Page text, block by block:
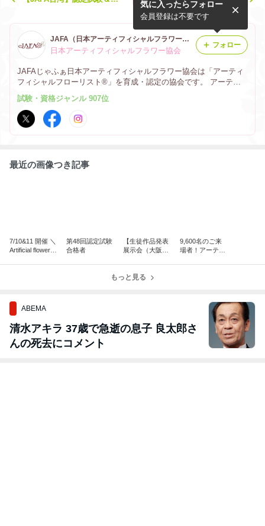
八尾
JAFA（日本アーティフィシャルフラワー協会） オフィシャルブログ
日本アーティフィシャルフラワー協会
JAFAじゃふぁ日本アーティフィシャルフラワー協会は「アーティ
フィシャルフローリスト®」を育成・認定の協会です。 アーティ
フィシャルフラワーに関する情報を発信していきます。
気に入ったらフォロー
会員登録は不要です
フォロー
試験・資格ジャンル 907位
最近の画像つき記事
7/10&11 開催 ＼
Artificial flower
第48回認定試験
合格者
【生徒作品発表
展示会（大阪八
9,600名のご来
場者！アーティ
もっと見る
ABEMA
清水アキラ 37歳で急逝の息子 良太郎さ
んの死去にコメント